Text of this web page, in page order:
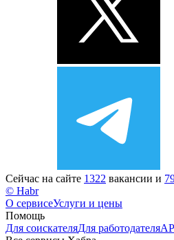
Сейчас на сайте 1322 вакансии и
© Habr
О сервисеУслуги и цены
Помощь
Для соискателяДля работодателя